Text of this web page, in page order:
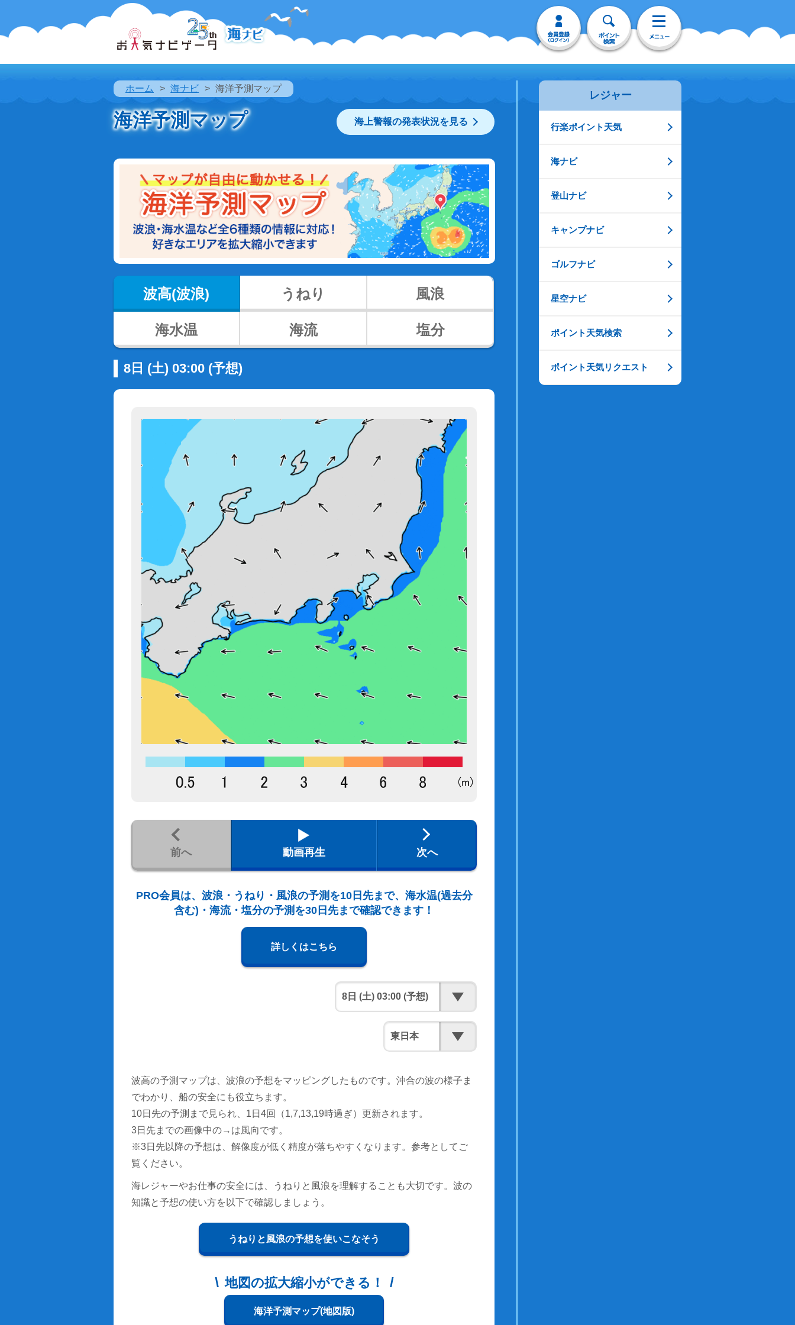
ホーム 海ナビ 海洋予測マップ
海洋予測マップ 海上警報の発表状況を見る
波高(波浪) うねり 風浪
海水温 海流 塩分
8日 (土) 03:00 (予想)
前へ 動画再生 次へ
PRO会員は、波浪・うねり・風浪の予測を10日先まで、海水温(過去分
含む)・海流・塩分の予測を30日先まで確認できます！
詳しくはこちら
波高の予測マップは、波浪の予想をマッピングしたものです。沖合の波の様子ま
でわかり、船の安全にも役立ちます。
10日先の予測まで見られ、1日4回（1,7,13,19時過ぎ）更新されます。
3日先までの画像中の→は風向です。
※3日先以降の予想は、解像度が低く精度が落ちやすくなります。参考としてご
覧ください。
海レジャーやお仕事の安全には、うねりと風浪を理解することも大切です。波の
知識と予想の使い方を以下で確認しましょう。
うねりと風浪の予想を使いこなそう
地図の拡大縮小ができる！
海洋予測マップ(地図版)
レジャー
行楽ポイント天気
海ナビ
登山ナビ
キャンプナビ
ゴルフナビ
星空ナビ
ポイント天気検索
ポイント天気リクエスト